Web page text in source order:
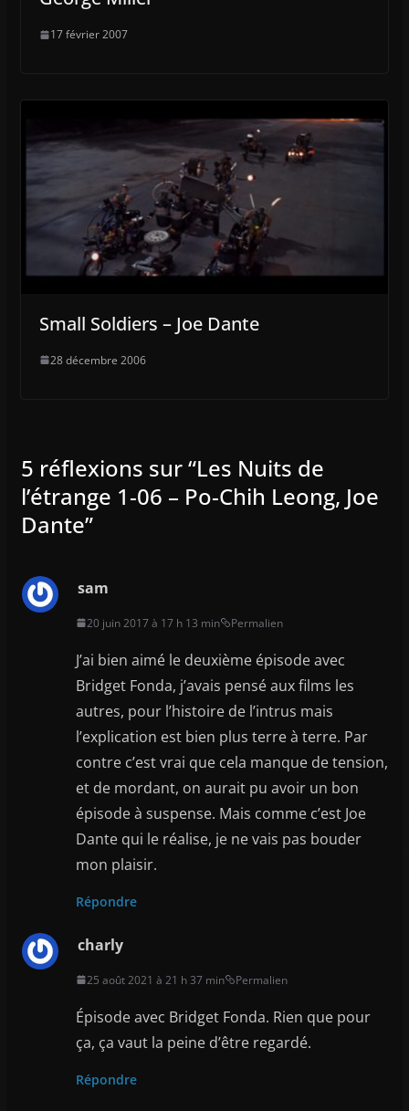
17 février 2007
Small Soldiers – Joe Dante
28 décembre 2006
5 réflexions sur “Les Nuits de
l’étrange 1-06 – Po-Chih Leong, Joe
Dante”
sam
20 juin 2017 à 17 h 13 min Permalien
J’ai bien aimé le deuxième épisode avec
Bridget Fonda, j’avais pensé aux films les
autres, pour l’histoire de l’intrus mais
l’explication est bien plus terre à terre. Par
contre c’est vrai que cela manque de tension,
et de mordant, on aurait pu avoir un bon
épisode à suspense. Mais comme c’est Joe
Dante qui le réalise, je ne vais pas bouder
mon plaisir.
Répondre
charly
25 août 2021 à 21 h 37 min Permalien
Épisode avec Bridget Fonda. Rien que pour
ça, ça vaut la peine d’être regardé.
Répondre